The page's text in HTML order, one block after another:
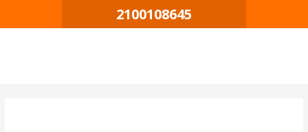
2100108645